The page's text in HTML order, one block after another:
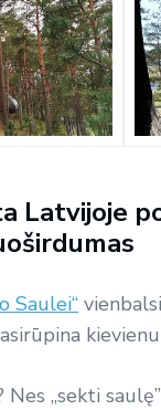
Latvijoje
Saulei“
Nes „sekti